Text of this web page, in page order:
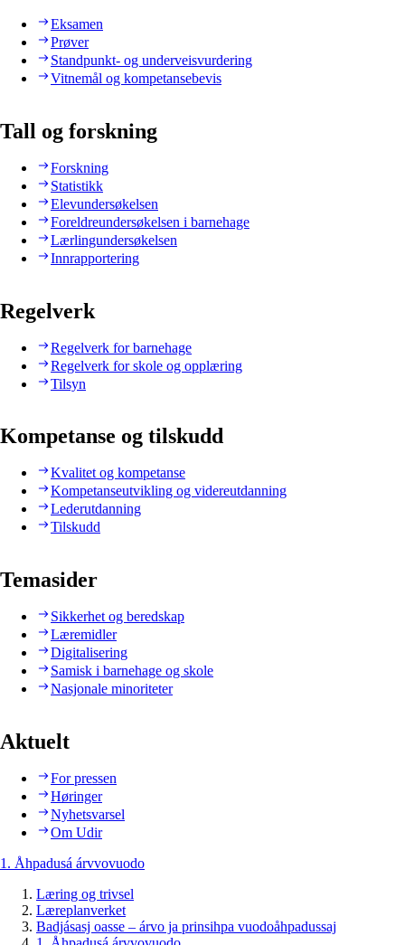
Eksamen
Prøver
Standpunkt- og underveisvurdering
Vitnemål og kompetansebevis
Tall og forskning
Forskning
Statistikk
Elevundersøkelsen
Foreldreundersøkelsen i barnehage
Lærlingundersøkelsen
Innrapportering
Regelverk
Regelverk for barnehage
Regelverk for skole og opplæring
Tilsyn
Kompetanse og tilskudd
Kvalitet og kompetanse
Kompetanseutvikling og videreutdanning
Lederutdanning
Tilskudd
Temasider
Sikkerhet og beredskap
Læremidler
Digitalisering
Samisk i barnehage og skole
Nasjonale minoriteter
Aktuelt
For pressen
Høringer
Nyhetsvarsel
Om Udir
1. Åhpadusá árvvovuodo
Læring og trivsel
Læreplanverket
Badjásasj oasse – árvo ja prinsihpa vuodoåhpadussaj